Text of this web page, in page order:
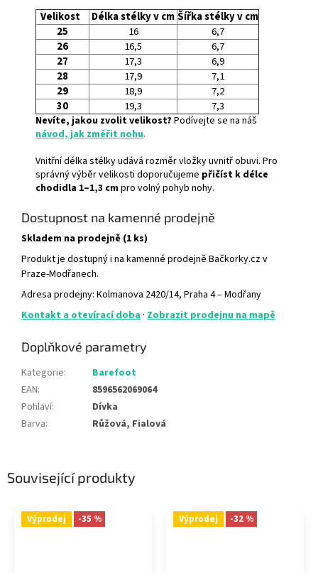
Související produkty
Výprodej -35 % Výprodej -32 %
Velikost Délka stélky v cmŠířka stélky v cm
25
16
6,7
26
16,5
6,7
27
17,3
6,9
28
17,9
7,1
29
18,9
7,2
30
19,3 7,3
Nevíte, jakou zvolit velikost? Podívejte se na náš
návod, jak změřit nohu.
Vnitřní délka stélky udává rozměr vložky uvnitř obuvi. Pro
správný výběr velikosti doporučujeme přičíst k délce
chodidla 1–1,3 cmpro volný pohyb nohy.
Dostupnost na kamenné prodejně
Skladem na prodejně (1 ks)
Produkt je dostupný i na kamenné prodejně Bačkorky.cz v
Praze-Modřanech.
Adresa prodejny: Kolmanova 2420/14, Praha 4 – Modřany
Kontakt a otevírací doba · Zobrazit prodejnu na mapě
Doplňkové parametry
Kategorie:
Barefoot
EAN:
8596562069064
Pohlaví:
Dívka
Barva: Růžová, Fialová